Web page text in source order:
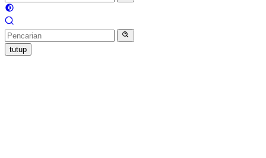
tutup